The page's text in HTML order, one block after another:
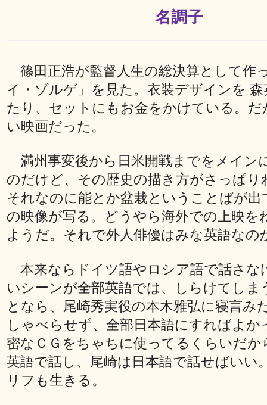
名調子
篠田正浩が監督人生の総決算として作
イ・ゾルゲ」を見た。衣装デザインを
たり、セットにもお金をかけている。
い映画だった。
満州事変後から日米開戦までをメイン
のだけど、その歴史の描き方がさっぱり
それなのに能とか盆栽ということばが出
の映像が写る。どうやら海外での上映を
ようだ。それで外人俳優はみな英語なの
本来ならドイツ語やロシア語で話さな
いシーンが全部英語では、しらけてしま
となら、尾崎秀実役の本木雅弘に寝言み
しゃべらせず、全部日本語にすればよか
密なＣＧをちゃちに使ってるくらいだか
英語で話し、尾崎は日本語で話せばいい
リフも生きる。